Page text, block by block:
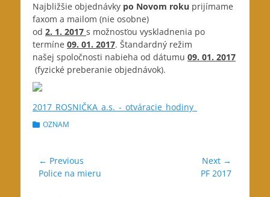
Najbližšie objednávky po Novom roku prijímame
faxom a mailom (nie osobne)
od 2. 1. 2017 s možnosťou vyskladnenia po
termíne 09. 01. 2017. Štandardný režim
našej spoločnosti nabieha od dátumu 09. 01. 2017
(fyzické preberanie objednávok).
2017_ROSNIČKA_a.s._-_otváracie_hodiny_
Categories
OZNAM
Navigácia
v
← Previous
Previous
Police na mieru
Next →
PF 2017